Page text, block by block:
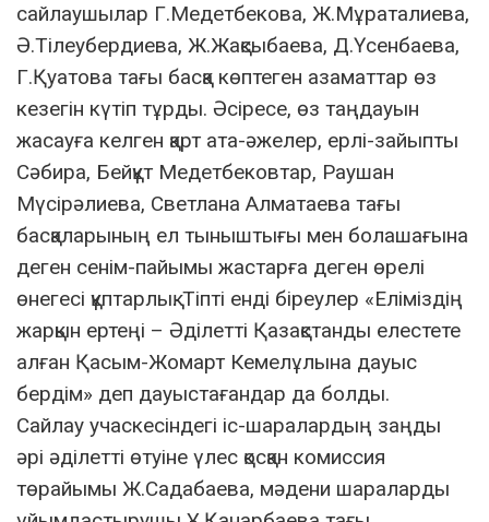
сайлаушылар Г.Медетбекова, Ж.Мұраталиева,
Ә.Тілеубердиева, Ж.Жақсыбаева, Д.Үсенбаева,
Г.Қуатова тағы басқа көптеген азаматтар өз
кезегін күтіп тұрды. Әсіресе, өз таңдауын
жасауға келген қарт ата-әжелер, ерлі-зайыпты
Сәбира, Бейқұт Медетбековтар, Раушан
Мүсірәлиева, Светлана Алматаева тағы
басқаларының ел тыныштығы мен болашағына
деген сенім-пайымы жастарға деген өрелі
өнегесі құптарлық. Тіпті енді біреулер «Еліміздің
жарқын ертеңі – Әділетті Қазақстанды елестете
алған Қасым-Жомарт Кемелұлына дауыс
бердім» деп дауыстағандар да болды.
Сайлау учаскесіндегі іс-шаралардың заңды
әрі әділетті өтуіне үлес қосқан комиссия
төрайымы Ж.Садабаева, мәдени шараларды